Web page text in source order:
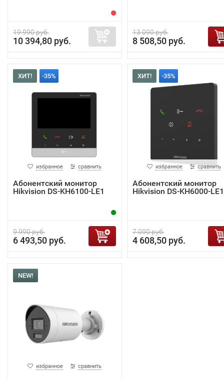
19 990 руб.
10 394,80 руб.
13 090 руб.
8 508,50 руб.
ХИТ! -35%
избранное сравнить
Абонентский монитор
Hikvision DS-KH6100-LE1
9 990 руб.
6 493,50 руб.
ХИТ! -35%
избранное сравнить
Абонентский монитор
Hikvision DS-KH6000-LE1
7 090 руб.
4 608,50 руб.
NEW!
избранное сравнить